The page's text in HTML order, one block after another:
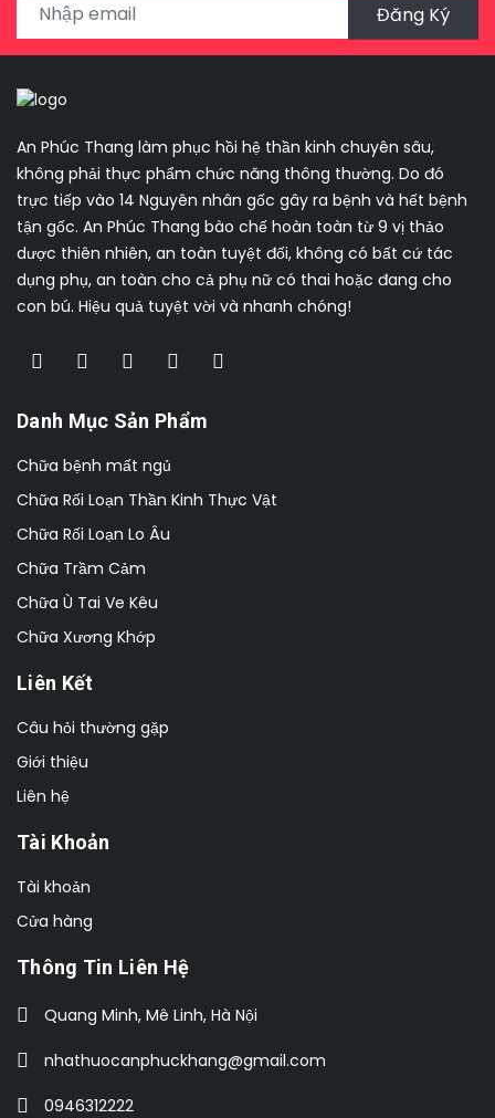
Đăng Ký
An Phúc Thang làm phục hồi hệ thần kinh chuyên sâu,
không phải thực phẩm chức năng thông thường. Do đó
trực tiếp vào 14 Nguyên nhân gốc gây ra bệnh và hết bệnh
tận gốc. An Phúc Thang bào chế hoàn toàn từ 9 vị thảo
dược thiên nhiên, an toàn tuyệt đối, không có bất cứ tác
dụng phụ, an toàn cho cả phụ nữ có thai hoặc đang cho
con bú. Hiệu quả tuyệt vời và nhanh chóng!
Danh Mục Sản Phẩm
Chữa bệnh mất ngủ
Chữa Rối Loạn Thần Kinh Thực Vật
Chữa Rối Loạn Lo Âu
Chữa Trầm Cảm
Chữa Ù Tai Ve Kêu
Chữa Xương Khớp
Liên Kết
Câu hỏi thường gặp
Giới thiệu
Liên hệ
Tài Khoản
Tài khoản
Cửa hàng
Thông Tin Liên Hệ
Quang Minh, Mê Linh, Hà Nội
nhathuocanphuckhang@gmail.com
0946312222